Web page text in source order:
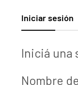
Iniciar sesión
Iniciá una
Nombre